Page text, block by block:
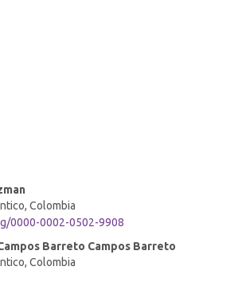
Colombia
0000-0002-0502-9908
Barreto Campos Barreto
Colombia